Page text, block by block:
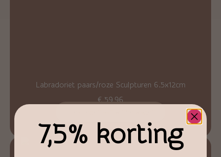
Labradoriet paars/roze Sculpturen 6.5x12cm
€59,96
7,5% korting